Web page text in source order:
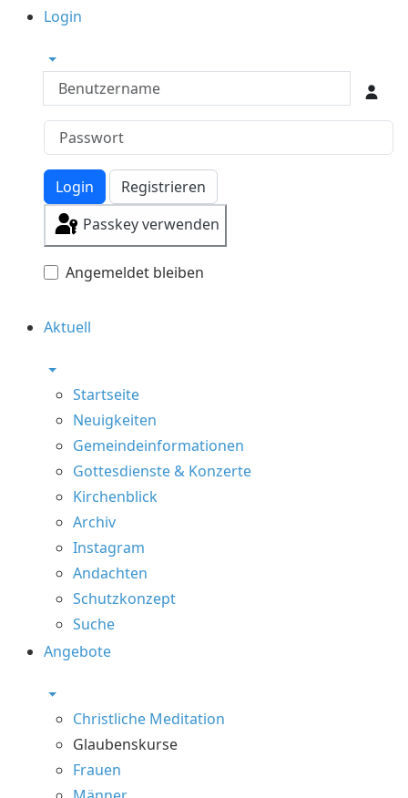
Login
Benutzername
Login
Registrieren
Passkey verwenden
Angemeldet bleiben
Aktuell
Startseite
Neuigkeiten
Gemeindeinformationen
Gottesdienste & Konzerte
Kirchenblick
Archiv
Instagram
Andachten
Schutzkonzept
Suche
Angebote
Christliche Meditation
Glaubenskurse
Frauen